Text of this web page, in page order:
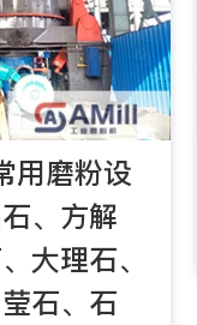
用磨粉设
、方解
大理石、
石、石